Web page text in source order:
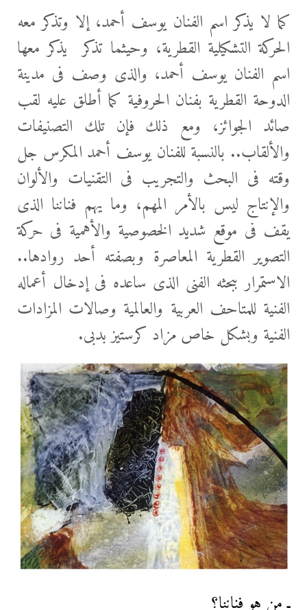
كما لا يذكر اسم الفنان يوسف أحمد، إلا وتذكر معه
الحركة التشكيلية القطرية، وحيثما تذكر يذكر معها
اسم الفنان يوسف أحمد، والذى وصف فى مدينة
الدوحة القطرية بفنان الحروفية كما أطلق عليه لقب
صائد الجوائز، ومع ذلك فإن تلك التصنيفات
والألقاب.. بالنسبة للفنان يوسف أحمد المكرس جل
وقته فى البحث والتجريب فى التقنيات والألوان
والإنتاج ليس بالأمر المهم، وما يهم فناننا الذى
يقف فى موقع شديد الخصوصية والأهمية فى حركة
التصوير القطرية المعاصرة وبصفته أحد روادها..
الاستمرار ببحثه الفنى الذى ساعده فى إدخال أعماله
الفنية للمتاحف العربية والعالمية وصالات المزادات
الفنية وبشكل خاص مزاد كرستيز بدبى.
ـ من هو فناننا؟